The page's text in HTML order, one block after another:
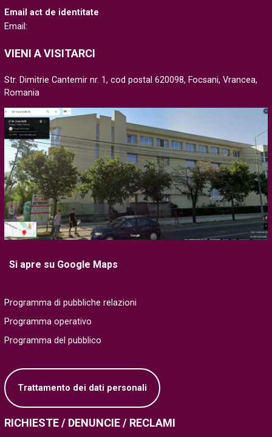
Email act de identitate
Email:
VIENI A VISITARCI
Str. Dimitrie Cantemir nr. 1, cod postal 620098, Focsani, Vrancea,
Romania
Si apre su Google Maps
Programma di pubbliche relazioni
Programma operativo
Programma del pubblico
Trattamento dei dati personali
RICHIESTE / DENUNCIE / RECLAMI